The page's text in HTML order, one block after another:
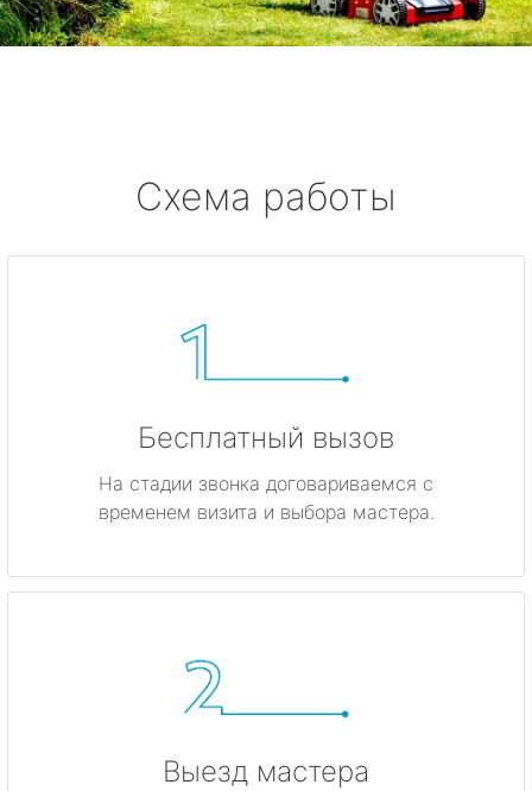
Схема работы
Бесплатный вызов
На стадии звонка договариваемся с
временем визита и выбора мастера.
Выезд мастера